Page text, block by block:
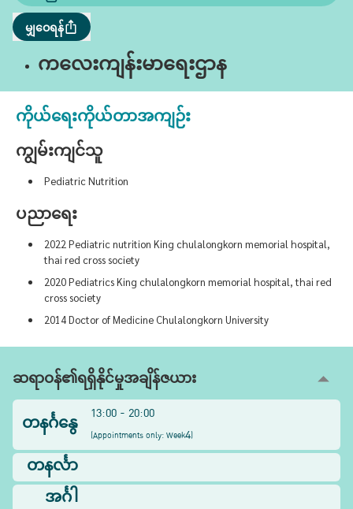
မျှဝေရန်
ကလေးကျန်းမာရေးဌာန
ကိုယ်ရေးကိုယ်တာအကျဉ်း
ကျွမ်းကျင်သူ
Pediatric Nutrition
ပညာရေး
2022 Pediatric nutrition King chulalongkorn memorial hospital,
thai red cross society
2020 Pediatrics King chulalongkorn memorial hospital, thai red
cross society
2014 Doctor of Medicine Chulalongkorn University
ဆရာဝန်၏ရရှိနိုင်မှုအချိန်ဇယား
တနင်္ဂနွေ
13:00 - 20:00
(Appointments only: Week4)
တနင်္လာ
အင်္ဂါ